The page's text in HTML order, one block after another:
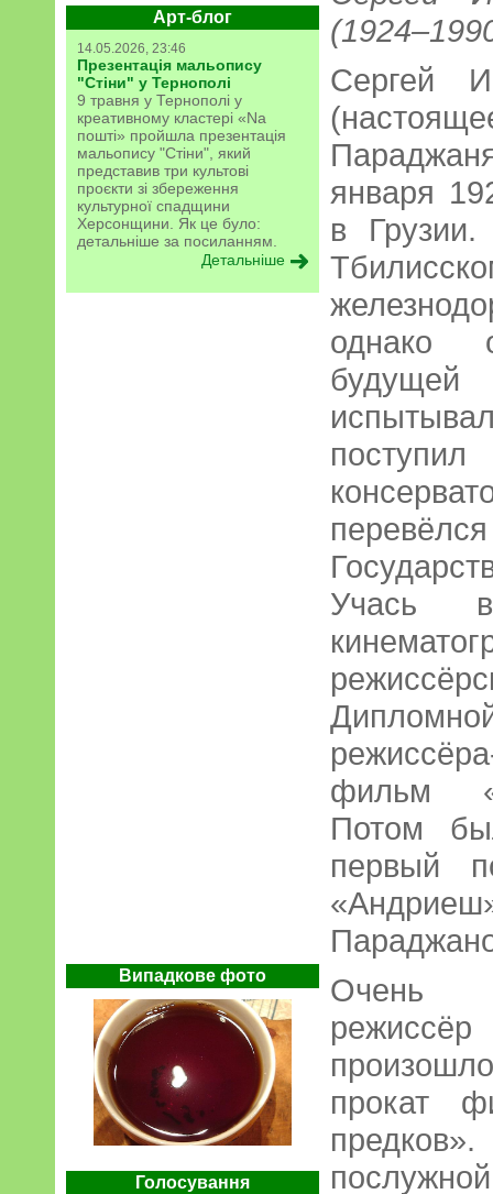
Арт-блог
14.05.2026, 23:46
Презентація мальопису
"Стіни" у Тернополі
9 травня у Тернополі у
креативному кластері «Na
пошті» пройшла презентація
мальопису "Стіни", який
представив три культові
проєкти зі збереження
культурної спадщини
Херсонщини. Як це було:
детальніше за посиланням.
Детальніше
Випадкове фото
Голосування
Сергей
января
в
однако
Учась
фильм
Потом
первый
Очень
режиссёр
прокат